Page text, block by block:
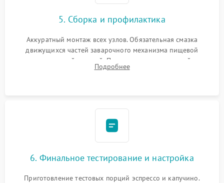
5. Сборка и профилактика
Аккуратный монтаж всех узлов. Обязательная смазка
движущихся частей заварочного механизма пищевой
силиконовой смазкой. Проведение программной
декальцинации и очистки системы от кофейных масел.
Подробнее
6. Финальное тестирование и настройка
Приготовление тестовых порций эспрессо и капучино.